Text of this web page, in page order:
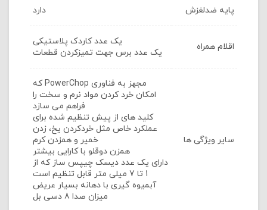
پایه ضدلغزش دارد
اقلام همراه
یک عدد کاردک پلاستیکی
یک عدد برس جهت تمیزکردن قطعات
سایر ویژگی ها
مجهز به فناوری PowerChopکه
امکان خرد کردن مواد نرم و سخت را
فراهم می سازد
کلید های از پیش تنظیم شده برای
عملکرد خاص مثل خردکردن یخ، زدن
خمیر و همزدن کرم
همزن دوقلو با کارایی بیشتر
دارای یک عدد دیسک چیپس ساز که از
1 تا 7 میلی متر قابل تنظیم است
آبمیوه گیری با دهانه بسیار عریض
میزان صدا 8 دسی بل